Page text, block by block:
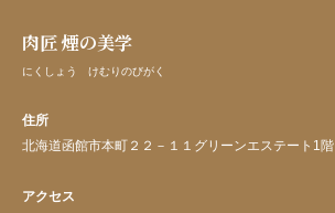
肉匠 煙の美学
にくしょう けむりのびがく
住所
北海道函館市本町２２－１１グリーンエステート1階
アクセス